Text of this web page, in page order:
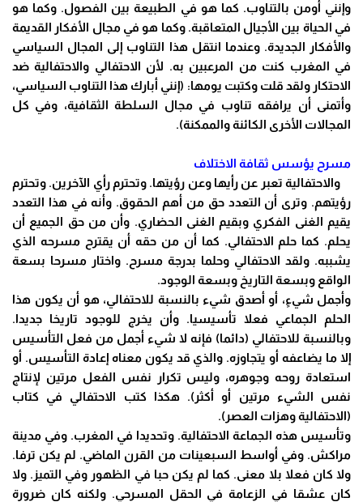
وإنني أومن بالتناوب. كما هو في الطبيعة بين الفصول. وكما هو
في الحياة بين الأجيال المتعاقبة. وكما هو في مجال الأفكار القديمة
والأفكار الجديدة. وعندما انتقل هذا التناوب إلى المجال السياسي
في المغرب كنت من المرعبين به. لأن الاحتفالي والاحتفالية ضد
الاحتكار ولقد قلت وكتبت يومها: (إنني أبارك هذا التناوب السياسي،
وأتمنى أن يرافقه تناوب في مجال السلطة الثقافية، وفي كل
المجالات الأخرى الكائنة والممكنة).
مسرح يؤسس ثقافة الاختلاف
والاحتفالية تعبر عن رأيها وعن رؤيتها. وتحترم رأي الآخرين. وتحترم
رؤيتهم. وترى أن التعدد حق من أهم الحقوق. وأنه في هذا التعدد
يقيم الغنى الفكري وبقيم الغنى الحضاري. وأن من حق الجميع أن
يحلم. كما حلم الاحتفالي. كما أن من حقه أن يقترح مسرحه الذي
يشببه. ولقد الاحتفالي وحلما بدرجة مسرح. واختار مسرحا بسعة
الواقع وبسعة التاريخ وبسعة الوجود.
وأجمل شيءٍ، أو أصدق شيء بالنسبة للاحتفالي، هو أن يكون هذا
الحلم الجماعي فعلا تأسيسيا. وأن يخرج للوجود تاريخا جديدا.
وبالنسبة للاحتفالي (دائما) فإنه لا شيء أجمل من فعل التأسيس
إلا ما يضاعفه أو يتجاوزه. والذي قد يكون معناه إعادة التأسيس. أو
استعادة روحه وجوهره، وليس تكرار نفس الفعل مرتين لإنتاج
نفس الشيء مرتين أو أكثر). هكذا كتب الاحتفالي في كتاب
(الاحتفالية وهزات العصر).
وتأسيس هذه الجماعة الاحتفالية. وتحديدا في المغرب. وفي مدينة
مراكش. وفي أواسط السبعينات من القرن الماضي. لم يكن ترفا.
ولا كان فعلا بلا معنى. كما لم يكن حبا في الظهور وفي التميز. ولا
كان عشقا في الزعامة في الحقل المسرحي. ولكنه كان ضرورة